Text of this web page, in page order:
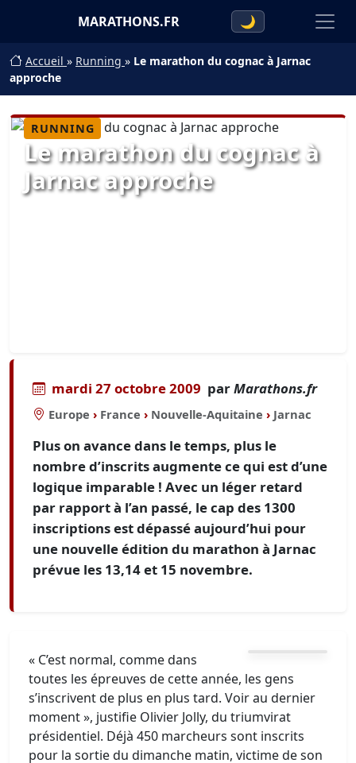
MARATHONS.FR 🌙
Accueil » Running » Le marathon du cognac à Jarnac
approche
RUNNING
Le marathon du cognac à
Jarnac approche
mardi 27 octobre 2009 parMarathons.fr
Europe › France › Nouvelle-Aquitaine › Jarnac
Plus on avance dans le temps, plus le
nombre d’inscrits augmente ce qui est d’une
logique imparable ! Avec un léger retard
par rapport à l’an passé, le cap des 1300
inscriptions est dépassé aujourd’hui pour
une nouvelle édition du marathon à Jarnac
prévue les 13,14 et 15 novembre.
« C’est normal, comme dans
toutes les épreuves de cette année, les gens
s’inscrivent de plus en plus tard. Voir au dernier
moment », justifie Olivier Jolly, du triumvirat
présidentiel. Déjà 450 marcheurs sont inscrits
pour la sortie du dimanche matin, victime de son